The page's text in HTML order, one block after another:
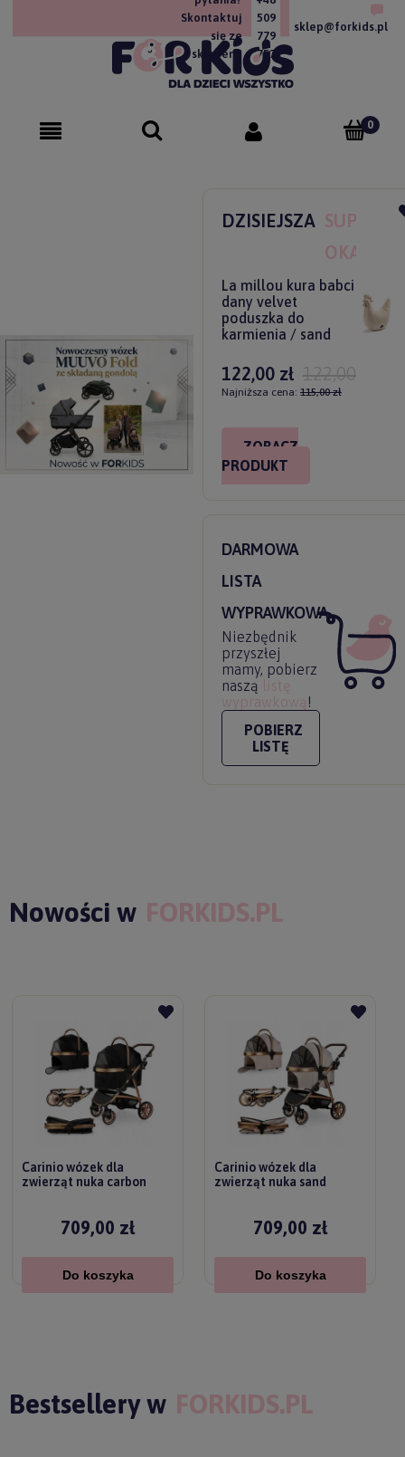
Skontaktuj
się ze
sklepem!
509
779
757
sklep@forkids.pl
DZISIEJSZA SUPER
OKAZJA
La millou kura babci
dany velvet
poduszka do
karmienia / sand
122,00 zł 122,00 zł
Najniższa cena: 115,00 zł
ZOBACZ
PRODUKT
DARMOWA
LISTA
WYPRAWKOWA
Niezbędnik
przyszłej
mamy, pobierz
naszą
listę
wyprawkową !
POBIERZ
LISTĘ
Nowości w FORKIDS.PL
Carinio wózek dla
zwierząt nuka carbon
709,00 zł
Do koszyka
Carinio wózek dla
zwierząt nuka sand
709,00 zł
Do koszyka
Bestsellery w FORKIDS.PL